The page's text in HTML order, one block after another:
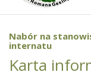
Nabór na
Nabór na
internatu
Karta